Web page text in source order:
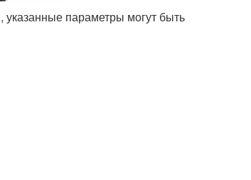
указанные параметры могут быть